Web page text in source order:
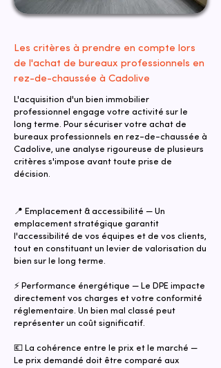
Les critères à prendre en compte lors
de l'achat de bureaux professionnels en
rez-de-chaussée à Cadolive
L'acquisition d'un bien immobilier
professionnel engage votre activité sur le
long terme. Pour sécuriser votre achat de
bureaux professionnels en rez-de-chaussée à
Cadolive, une analyse rigoureuse de plusieurs
critères s'impose avant toute prise de
décision.
📍 Emplacement & accessibilité — Un
emplacement stratégique garantit
l'accessibilité de vos équipes et de vos clients,
tout en constituant un levier de valorisation du
bien sur le long terme.
⚡ Performance énergétique — Le DPE impacte
directement vos charges et votre conformité
réglementaire. Un bien mal classé peut
représenter un coût significatif.
💶 La cohérence entre le prix et le marché —
Le prix demandé doit être comparé aux